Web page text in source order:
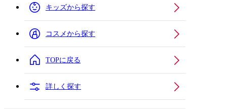
キッズから探す
コスメから探す
TOPに戻る
詳しく探す